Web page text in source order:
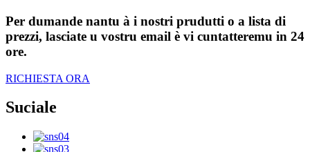
Per dumande nantu à i nostri prudutti o a lista di
prezzi, lasciate u vostru email è vi cuntatteremu in 24
ore.
RICHIESTA ORA
Suciale